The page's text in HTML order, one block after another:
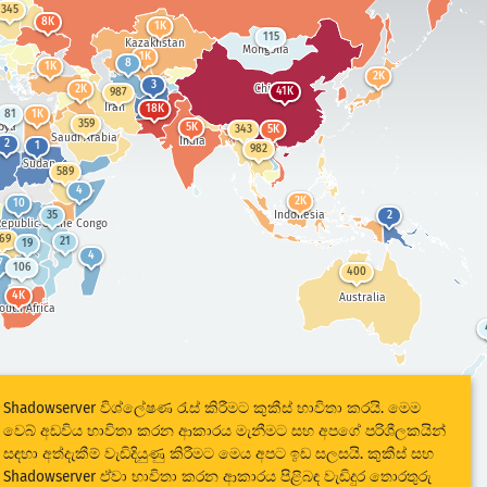
Indonesia
India
China
of the Congo
Africa
Kazakhstan Mongolia
Sudan
Iran
Saudi Arabia
Australia
3
400
106
10
41K
1K
589
2K
5K
2K 987
2K
1K
81
4
343
115
21
2
18K
345
359
1
4
2 982
8
1K
35
8K
1K
5K
4K
19
Shadowserver විශ්ලේෂණ රැස් කිරීමට කුකීස් භාවිතා කරයි. මෙම
වෙබ් අඩවිය භාවිතා කරන ආකාරය මැනීමට සහ අපගේ පරිශීලකයින්
සඳහා අත්දැකීම් වැඩිදියුණු කිරීමට මෙය අපට ඉඩ සලසයි. කුකීස් සහ
Shadowserver ඒවා භාවිතා කරන ආකාරය පිළිබඳ වැඩිදුර තොරතුරු